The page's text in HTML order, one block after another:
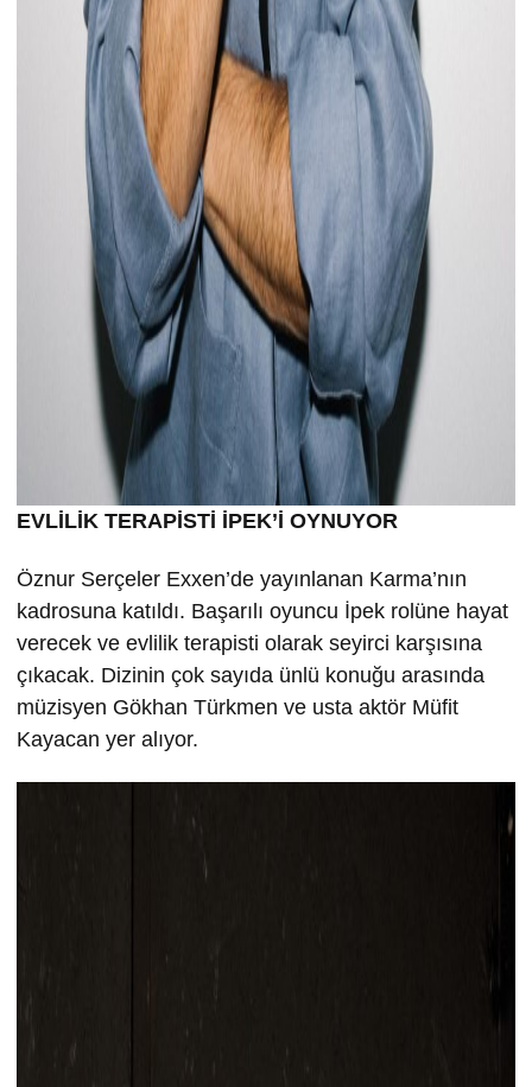
EVLİLİK TERAPİSTİ İPEK’İ OYNUYOR
Öznur Serçeler Exxen’de yayınlanan Karma’nın
kadrosuna katıldı. Başarılı oyuncu İpek rolüne hayat
verecek ve evlilik terapisti olarak seyirci karşısına
çıkacak. Dizinin çok sayıda ünlü konuğu arasında
müzisyen Gökhan Türkmen ve usta aktör Müfit
Kayacan yer alıyor.